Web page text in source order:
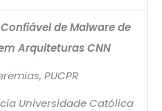
de Malware de
Arquiteturas CNN
PUCPR
Universidade Católica